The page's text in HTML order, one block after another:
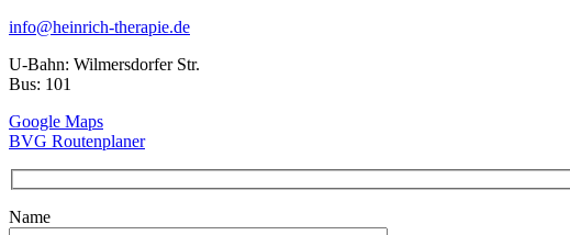
info@heinrich-therapie.de
U-Bahn: Wilmersdorfer Str.
Bus: 101
Google Maps
BVG Routenplaner
Name